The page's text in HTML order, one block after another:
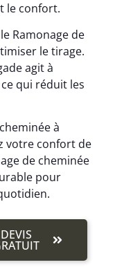
le confort.
Ramonage de
le tirage.
agit à
qui réduit les
à
votre confort de
de cheminée
pour
DEVIS